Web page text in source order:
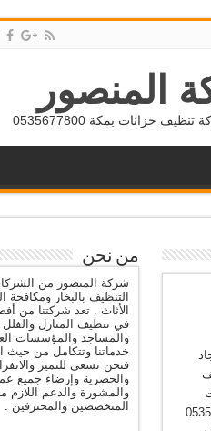
المنصور
بمكة 0535677800
بنا على 0535677800
من نحن
شركة المنصور من
التنظيف بالبخار
الأثاث . تعد شركتنا من
في تنظيف المنازل والفلل
والمساجد والمؤسسات
خدماتنا وتتكامل من حيث
فنحن نسعى للتميز
والحصرية وإرضاء جميع
والمشورة والدعم
المتخصصين والمحترفين .